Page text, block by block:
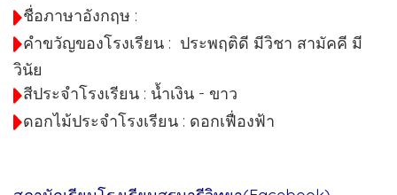
ชื่อภาษาอังกฤษ :
คําขวัญของโรงเรียน : ประพฤติดี มีวิชา สามัคคี มี
วินัย
สีประจําโรงเรียน : น้ำเงิน - ขาว
ดอกไม้ประจำโรงเรียน : ดอกเฟื่องฟ้า